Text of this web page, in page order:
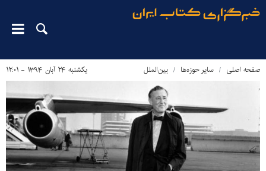
صفحه اصلی سایر حوزه‌ها بین‌الملل یکشنبه ۲۴ آبان ۱۳۹۴ - ۱۲:۰۱